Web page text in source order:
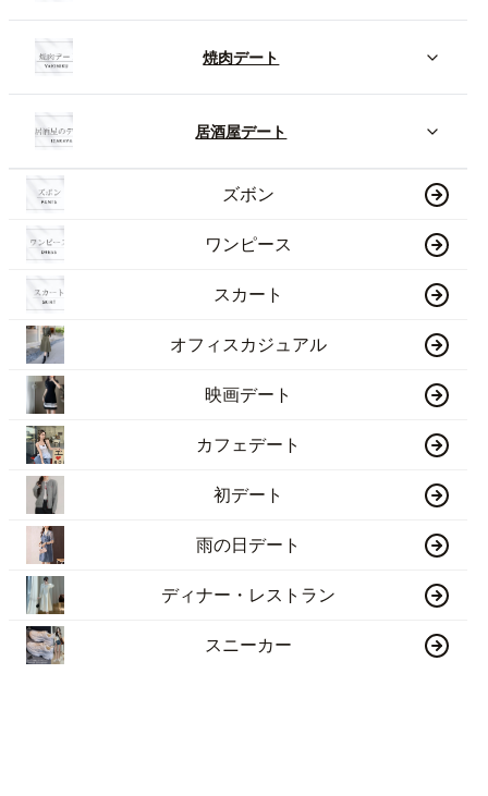
焼肉デート
居酒屋デート
ズボン
ワンピース
スカート
オフィスカジュアル
映画デート
カフェデート
初デート
雨の日デート
ディナー・レストラン
スニーカー